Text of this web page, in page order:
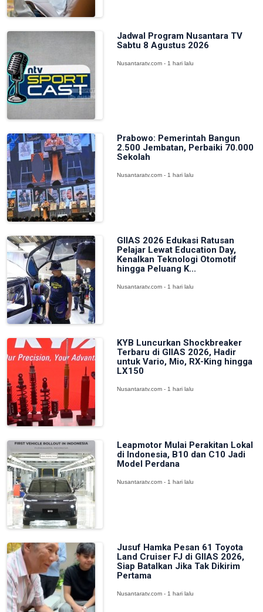
Jadwal Program Nusantara TV
Sabtu 8 Agustus 2026
Nusantaratv.com - 1 hari lalu
Prabowo: Pemerintah Bangun
2.500 Jembatan, Perbaiki 70.000
Sekolah
Nusantaratv.com - 1 hari lalu
GIIAS 2026 Edukasi Ratusan
Pelajar Lewat Education Day,
Kenalkan Teknologi Otomotif
hingga Peluang K...
Nusantaratv.com - 1 hari lalu
KYB Luncurkan Shockbreaker
Terbaru di GIIAS 2026, Hadir
untuk Vario, Mio, RX-King hingga
LX150
Nusantaratv.com - 1 hari lalu
Leapmotor Mulai Perakitan Lokal
di Indonesia, B10 dan C10 Jadi
Model Perdana
Nusantaratv.com - 1 hari lalu
Jusuf Hamka Pesan 61 Toyota
Land Cruiser FJ di GIIAS 2026,
Siap Batalkan Jika Tak Dikirim
Pertama
Nusantaratv.com - 1 hari lalu